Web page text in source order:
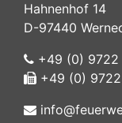
Hahnenhof 14
D-97440
+49 (0) 9722
+49 (0)